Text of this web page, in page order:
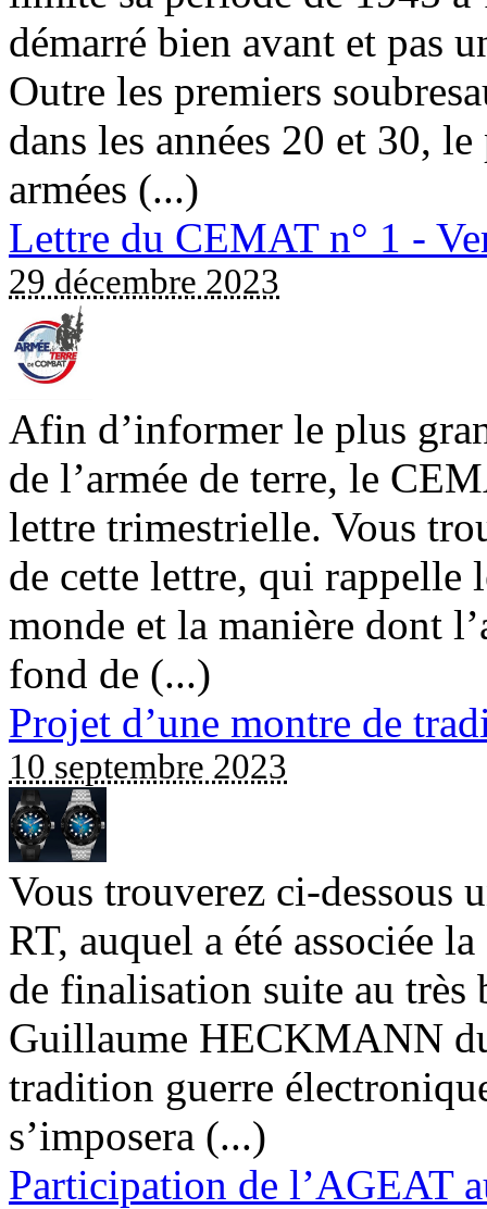
démarré bien avant et pas
Outre les premiers
dans les années 20 et 30,
armées (...)
Lettre du CEMAT n° 1 -
29 décembre 2023
Afin d’informer le plus
de l’armée de terre, le
lettre trimestrielle. Vous
de cette lettre, qui rappelle
monde et la manière dont
fond de (...)
Projet d’une montre de
10 septembre 2023
Vous trouverez ci-dessous
RT, auquel a été associée
de finalisation suite au très
Guillaume HECKMANN
tradition guerre
s’imposera (...)
Participation de l’AGEAT